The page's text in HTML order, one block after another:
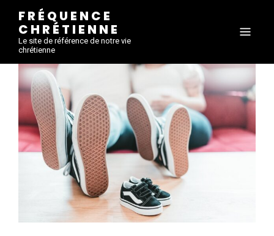
FRÉQUENCE
CHRÉTIENNE
Le site de référence de notre vie
chrétienne